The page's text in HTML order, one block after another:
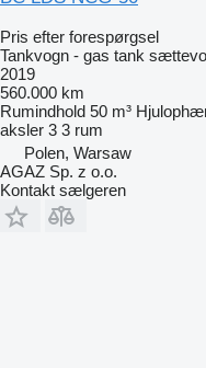
Pris efter forespørgsel
Tankvogn - gas tank
2019
560.000 km
Rumindhold 50 m³
aksler 3 3 rum
Polen, Warsaw
AGAZ Sp. z o.o.
Kontakt sælgeren